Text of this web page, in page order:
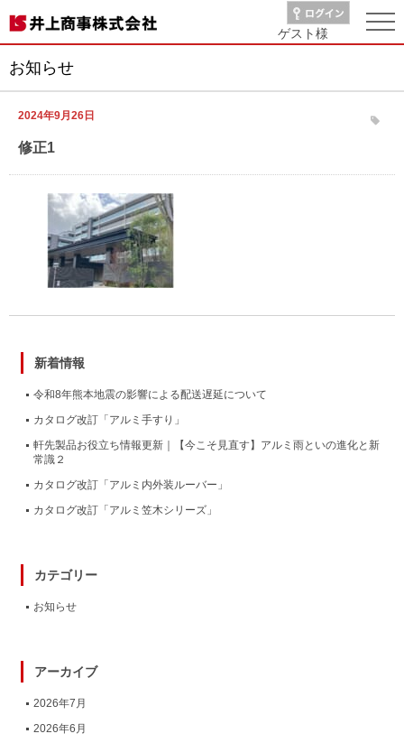
ゲスト様
お知らせ
2024年9月26日
修正1
新着情報
令和8年熊本地震の影響による配送遅延について
カタログ改訂「アルミ手すり」
軒先製品お役立ち情報更新｜【今こそ見直す】アルミ雨といの進化と新
常識２
カタログ改訂「アルミ内外装ルーバー」
カタログ改訂「アルミ笠木シリーズ」
カテゴリー
お知らせ
アーカイブ
2026年7月
2026年6月